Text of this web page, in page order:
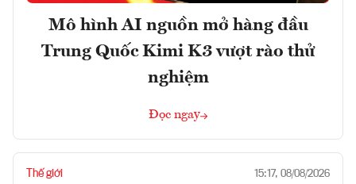
Mô hình AI nguồn mở hàng đầu
Trung Quốc Kimi K3 vượt rào thử
nghiệm
Đọc ngay
Thế giới 15:17, 08/08/2026